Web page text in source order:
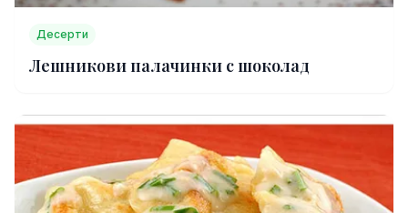
Десерти
Лешникови палачинки с шоколад